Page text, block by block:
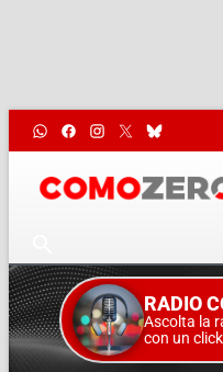
RADIO
Ascolta la
con un